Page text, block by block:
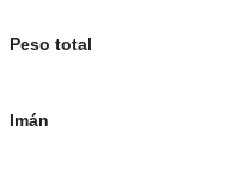
Peso total
Imán